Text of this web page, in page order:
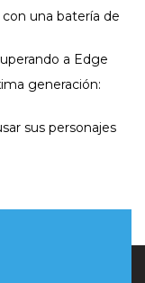
una batería de
a Edge
generación:
sus personajes